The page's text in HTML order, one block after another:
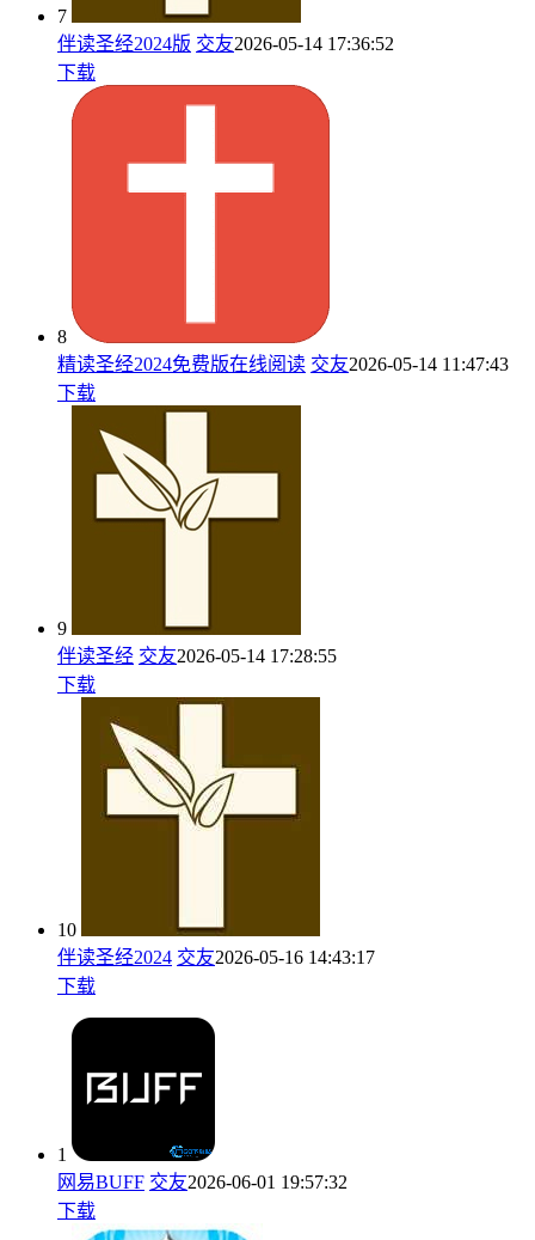
7
伴读圣经2024版 交友2026-05-14 17:36:52
下载
8
精读圣经2024免费版在线阅读 交友2026-05-14 11:47:43
下载
9
伴读圣经 交友2026-05-14 17:28:55
下载
10
伴读圣经2024 交友2026-05-16 14:43:17
下载
1
网易BUFF 交友2026-06-01 19:57:32
下载